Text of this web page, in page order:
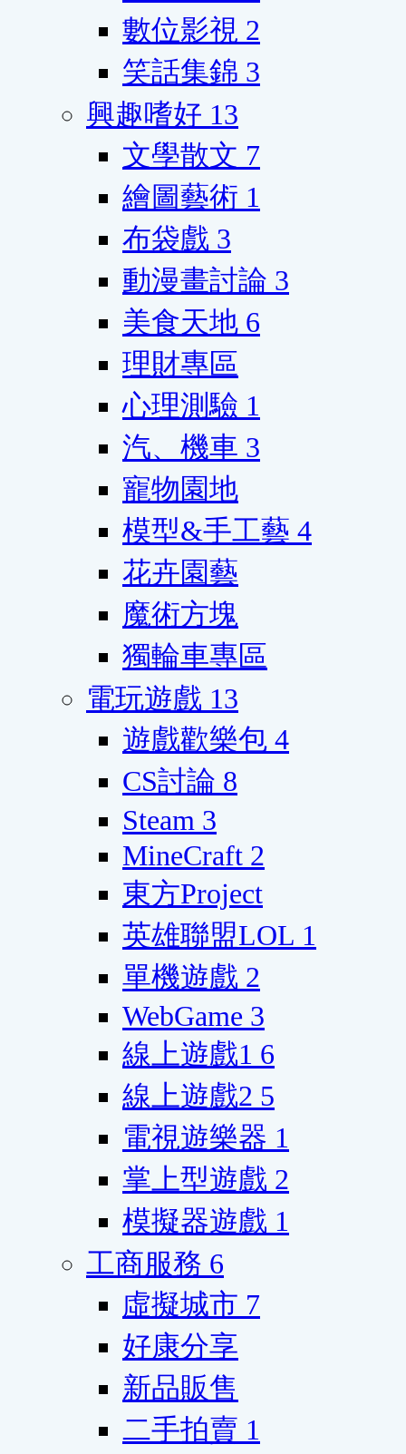
數位影視 2
笑話集錦 3
興趣嗜好 13
文學散文 7
繪圖藝術 1
布袋戲 3
動漫畫討論 3
美食天地 6
理財專區
心理測驗 1
汽、機車 3
寵物園地
模型&手工藝 4
花卉園藝
魔術方塊
獨輪車專區
電玩遊戲 13
遊戲歡樂包 4
CS討論 8
Steam 3
MineCraft 2
東方Project
英雄聯盟LOL 1
單機遊戲 2
WebGame 3
線上遊戲1 6
線上遊戲2 5
電視遊樂器 1
掌上型遊戲 2
模擬器遊戲 1
工商服務 6
虛擬城市 7
好康分享
新品販售
二手拍賣 1